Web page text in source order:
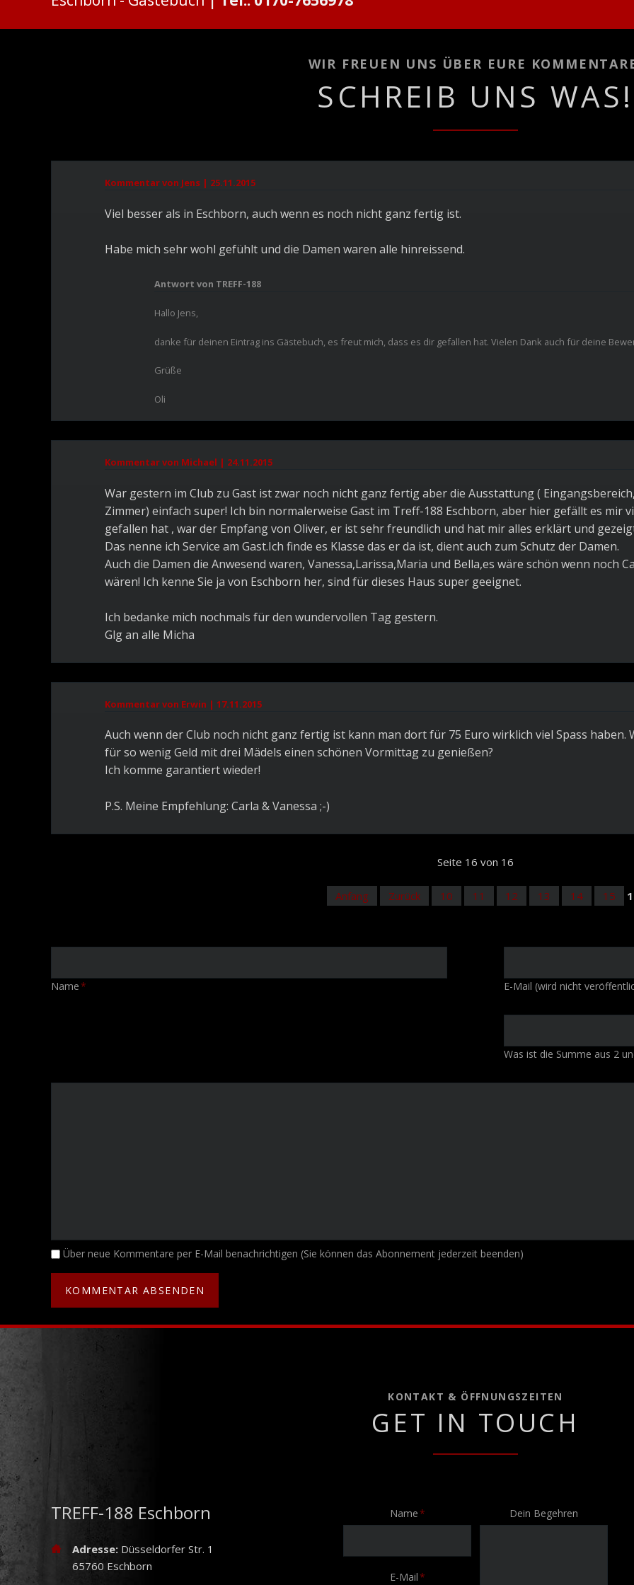
WIR FREUEN UNS ÜBER EURE
SCHREIB UNS WAS!
Kommentar von Jens | 25.11.2015
Viel besser als in Eschborn, auch wenn es noch nicht ganz fertig ist.
Habe mich sehr wohl gefühlt und die Damen waren alle hinreissend.
Antwort von TREFF-188
Hallo Jens,
danke für deinen Eintrag ins Gästebuch, es freut mich, dass es dir gefallen hat. Vielen Dank auch für deine
Grüße
Oli
Kommentar von Michael | 24.11.2015
War gestern im Club zu Gast ist zwar noch nicht ganz fertig aber die Ausstattung (
Zimmer) einfach super! Ich bin normalerweise Gast im Treff-188 Eschborn, aber hier gefällt es mir
gefallen hat , war der Empfang von Oliver, er ist sehr freundlich und hat mir alles erklärt und
Das nenne ich Service am Gast.Ich finde es Klasse das er da ist, dient auch zum Schutz der Damen.
Auch die Damen die Anwesend waren, Vanessa,Larissa,Maria und Bella,es wäre schön wenn noch
wären! Ich kenne Sie ja von Eschborn her, sind für dieses Haus super geeignet.
Ich bedanke mich nochmals für den wundervollen Tag gestern.
Glg an alle Micha
Kommentar von Erwin | 17.11.2015
Auch wenn der Club noch nicht ganz fertig ist kann man dort für 75 Euro wirklich viel Spass
für so wenig Geld mit drei Mädels einen schönen Vormittag zu genießen?
Ich komme garantiert wieder!
P.S. Meine Empfehlung: Carla & Vanessa ;-)
Seite 16 von 16
Anfang Zurück 10 11 12 13 14 15
Pflichtfeld
Name* Pflichtfeld
E-Mail (wird nicht
Was ist die Summe aus 2
Kommentar
Über neue Kommentare per E-Mail benachrichtigen (Sie können das Abonnement jederzeit beenden)
KONTAKT & ÖFFNUNGSZEITEN
GET IN TOUCH
TREFF-188 Eschborn
Adresse: Düsseldorfer Str. 1
65760 Eschborn
Pflichtfeld
Name*
Pflichtfeld
E-Mail*
Dein Begehren